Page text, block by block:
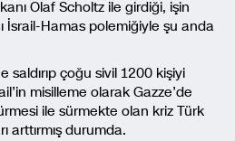
Olaf Scholtz ile girdiği, işin
İsrail-Hamas polemiğiyle şu anda
saldırıp çoğu sivil 1200 kişiyi
misilleme olarak Gazze’de
ile sürmekte olan kriz Türk
arttırmış durumda.